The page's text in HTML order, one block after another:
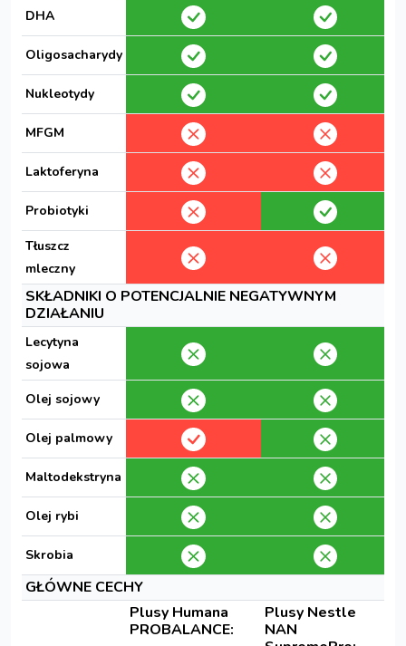
DHA
Oligosacharydy
Nukleotydy
MFGM
Laktoferyna
Probiotyki
Tłuszcz
mleczny
SKŁADNIKI O POTENCJALNIE NEGATYWNYM
DZIAŁANIU
Lecytyna
sojowa
Olej sojowy
Olej palmowy
Maltodekstryna
Olej rybi
Skrobia
GŁÓWNE CECHY
Plusy Humana
PROBALANCE:
Plusy Nestle
NAN